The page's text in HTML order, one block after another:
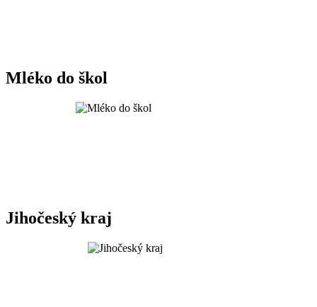
Mléko do škol
Jihočeský kraj